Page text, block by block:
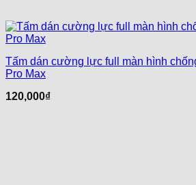
Tấm dán cường lực full màn hình
Pro Max
120,000₫